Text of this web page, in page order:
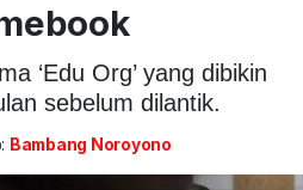
‘Edu Org’ yang dibikin
sebelum dilantik.
Bambang Noroyono